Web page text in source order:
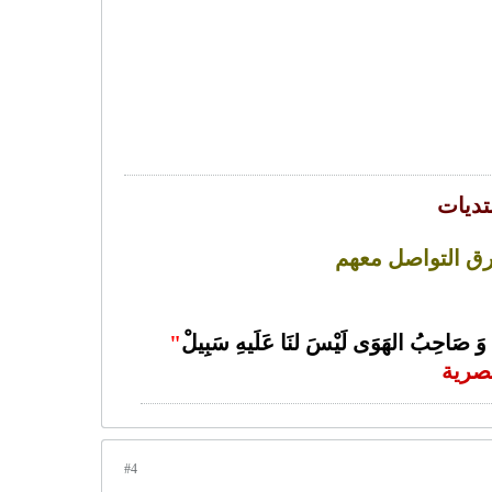
التواصل معهم
وَ صَاحِبُ الهَوَى لَيْسَ لنَا عَلَيهِ سَبِيلْ"
#4